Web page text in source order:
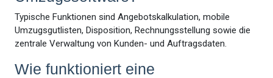
Typische Funktionen sind Angebotskalkulation, mobile
Umzugsgutlisten, Disposition, Rechnungsstellung sowie die
zentrale Verwaltung von Kunden- und Auftragsdaten.
Wie funktioniert eine